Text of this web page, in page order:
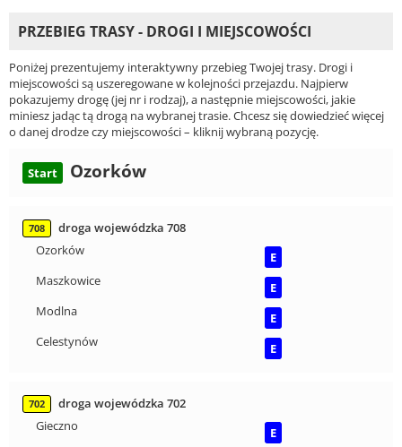
PRZEBIEG TRASY - DROGI I MIEJSCOWOŚCI
Poniżej prezentujemy interaktywny przebieg Twojej trasy. Drogi i
miejscowości są uszeregowane w kolejności przejazdu. Najpierw
pokazujemy drogę (jej nr i rodzaj), a następnie miejscowości, jakie
miniesz jadąc tą drogą na wybranej trasie. Chcesz się dowiedzieć więcej
o danej drodze czy miejscowości – kliknij wybraną pozycję.
Start Ozorków
708
droga wojewódzka 708
Ozorków
E
Maszkowice
E
Modlna
E
Celestynów
E
702
droga wojewódzka 702
Gieczno
E